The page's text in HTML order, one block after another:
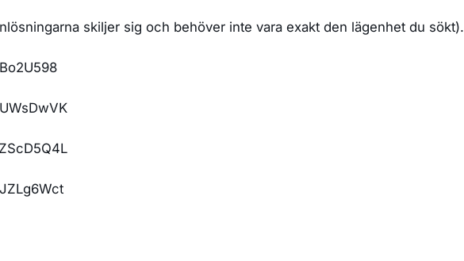
skiljer sig och behöver inte vara exakt den lägenhet du sökt).